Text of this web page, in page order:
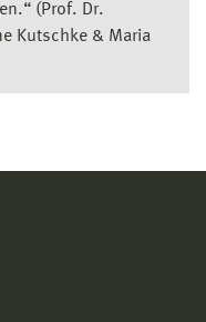
(Prof. Dr.
Kutschke & Maria